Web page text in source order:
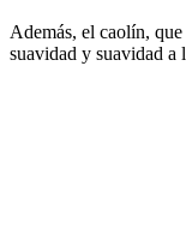
Además, el caolín,
suavidad y suavidad a